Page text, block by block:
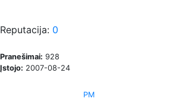
Reputacija: 0
Pranešimai: 928
Įstojo: 2007-08-24
PM